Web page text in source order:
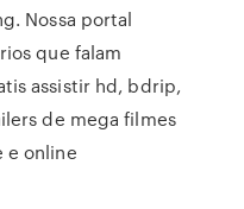
Nossa portal
que falam
assistir hd, bdrip,
de mega filmes
e online